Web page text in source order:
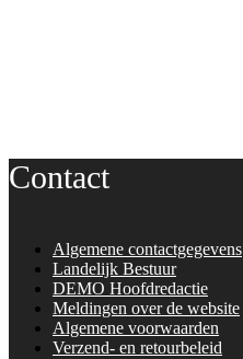
Contact
Algemene contactgegevens
Landelijk Bestuur
DEMO Hoofdredactie
Meldingen over de website
Algemene voorwaarden
Verzend- en retourbeleid